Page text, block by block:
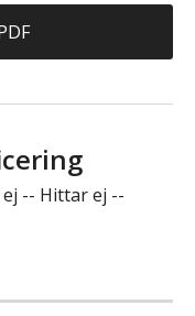
-- Hittar ej --